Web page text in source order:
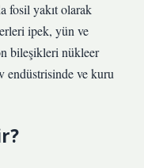
fosil yakıt olarak
ipek, yün ve
bileşikleri nükleer
endüstrisinde ve kuru